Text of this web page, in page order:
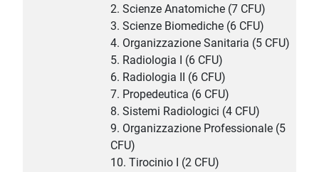
2. Scienze Anatomiche (7 CFU)
3. Scienze Biomediche (6 CFU)
4. Organizzazione Sanitaria (5 CFU)
5. Radiologia I (6 CFU)
6. Radiologia II (6 CFU)
7. Propedeutica (6 CFU)
8. Sistemi Radiologici (4 CFU)
9. Organizzazione Professionale (5
CFU)
10. Tirocinio I (2 CFU)